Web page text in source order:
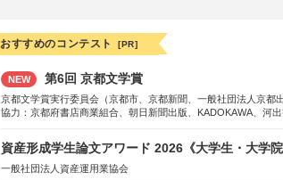
おすすめのコンテスト [PR]
NEW 第6回 京都文学賞
京都文学賞実行委員会（京都市、京都新聞、一般社団法人京都
協力：京都府書店商業組合、朝日新聞出版、KADOKAWA、河
研究所、双葉社、文藝春秋、ポプラ社、毎日新聞出版
資産形成学生論文アワード 2026《大学生・大学院
一般社団法人資産運用業協会